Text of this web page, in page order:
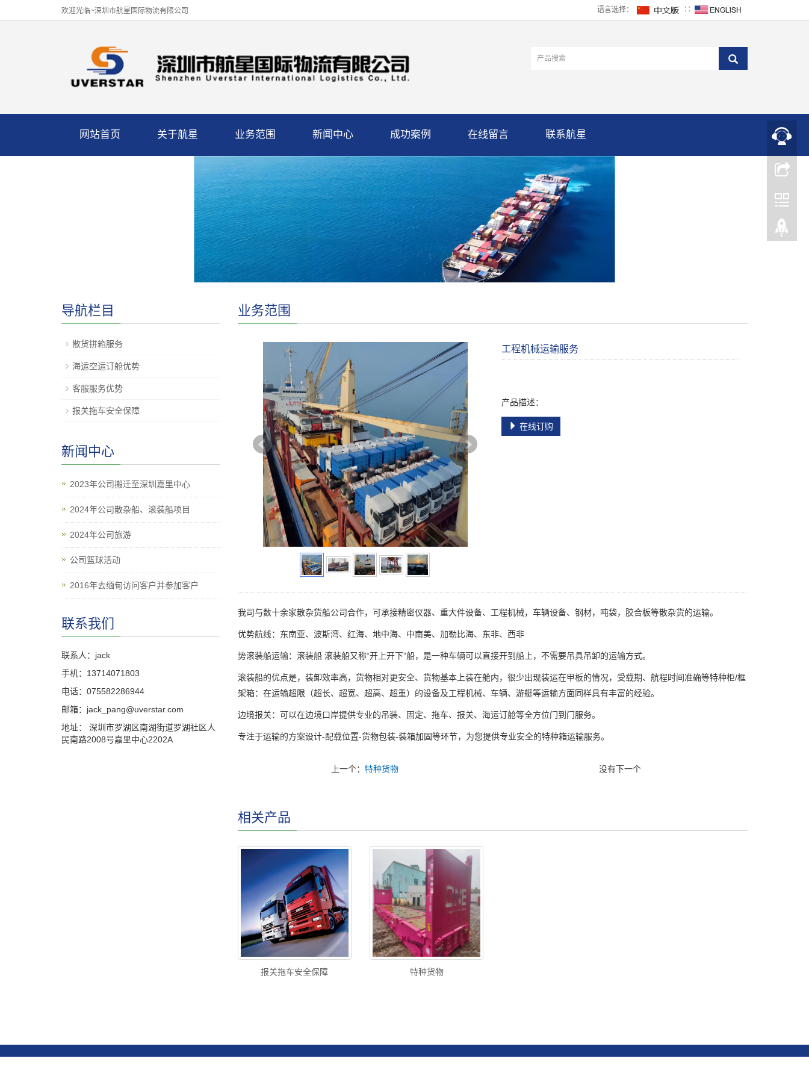
欢迎光临~深圳市航星国际物流有限公司 语言选择： ∷
网站首页 关于航星 业务范围 新闻中心 成功案例 在线留言 联系航星
业务范围
工程机械运输服务
产品描述：
在线订购
我司与数十余家散杂货船公司合作，可承接精密仪器、重大件设备、工程机械，车辆设备、钢材，吨袋，胶合板等散杂货的运输。
优势航线：东南亚、波斯湾、红海、地中海、中南美、加勒比海、东非、西非
势滚装船运输：滚装船 滚装船又称“开上开下”船，是一种车辆可以直接开到船上，不需要吊具吊卸的运输方式。
滚装船的优点是，装卸效率高，货物相对更安全、货物基本上装在舱内，很少出现装运在甲板的情况，受载期、航程时间准确等特种柜/框
架箱：在运输超限（超长、超宽、超高、超重）的设备及工程机械、车辆、游艇等运输方面同样具有丰富的经验。
边境报关：可以在边境口岸提供专业的吊装、固定、拖车、报关、海运订舱等全方位门到门服务。
专注于运输的方案设计-配载位置-货物包装-装箱加固等环节，为您提供专业安全的特种箱运输服务。
上一个：特种货物 没有下一个
相关产品
报关拖车安全保障 特种货物
导航栏目
散货拼箱服务
海运空运订舱优势
客服服务优势
报关拖车安全保障
新闻中心
2023年公司搬迁至深圳嘉里中心
2024年公司散杂船、滚装船项目
2024年公司旅游
公司篮球活动
2016年去缅甸访问客户并参加客户
联系我们
联系人：jack
手机：13714071803
电话：075582286944
邮箱：jack_pang@uverstar.com
地址： 深圳市罗湖区南湖街道罗湖社区人
民南路2008号嘉里中心2202A